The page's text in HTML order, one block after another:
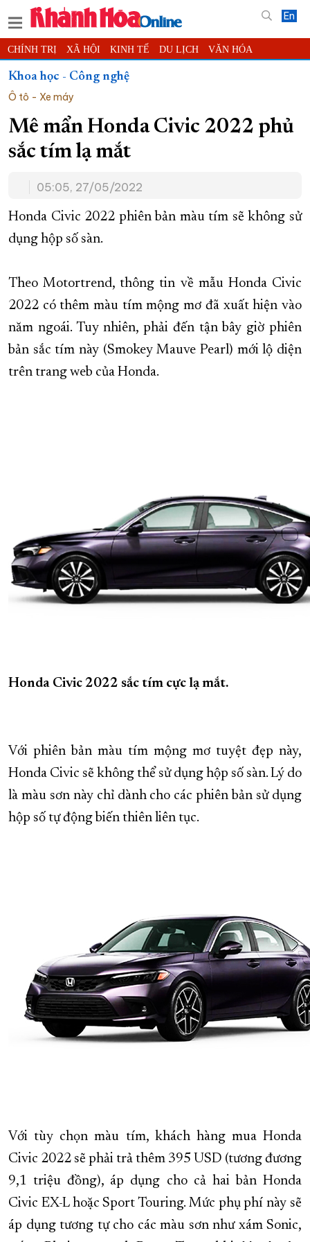
En
CHÍNH TRỊ XÃ HỘI KINH TẾ DU LỊCH VĂN HÓA
THỂ THAO ĐỜI SỐNG TIN ĐỊA PHƯƠNG
KHOA HỌC - CÔNG NGHỆ
THẾ GIỚI MULTIMEDIA VIDEO ĐỌC BÁO ONLINE
PODCAST THÔNG TIN - QUẢNG CÁO
TRƯỜNG SA BIỂN ĐẢO QUÊ HƯƠNG
CHUNG TAY CẢI CÁCH HÀNH CHÍNH
XÂY DỰNG NÔNG THÔN MỚI
KỶ NIỆM 370 NĂM XÂY DỰNG VÀ PHÁT TRIỂN TỈNH KHÁNH HÒA
KHOẢNH KHẮC ĐẸP XỨ TRẦM
XÂY DỰNG KHÁNH HÒA TRỞ THÀNH THÀNH PHỐ TRỰC THUỘC
ĐẠI HỘI ĐẢNG CÁC CẤP TRANG CHỦ VỀ BÁO KHÁNH HÒA
Khoa học - Công nghệ
Ô tô - Xe máy
Mê mẩn Honda Civic 2022 phủ
sắc tím lạ mắt
05:05, 27/05/2022
Honda Civic 2022 phiên bản màu tím sẽ không sử
dụng hộp số sàn.
Theo Motortrend, thông tin về mẫu Honda Civic
2022 có thêm màu tím mộng mơ đã xuất hiện vào
năm ngoái. Tuy nhiên, phải đến tận bây giờ phiên
bản sắc tím này (Smokey Mauve Pearl) mới lộ diện
trên trang web của Honda.
Honda Civic 2022 sắc tím cực lạ mắt.
Với phiên bản màu tím mộng mơ tuyệt đẹp này,
Honda Civic sẽ không thể sử dụng hộp số sàn. Lý do
là màu sơn này chỉ dành cho các phiên bản sử dụng
hộp số tự động biến thiên liên tục.
Với tùy chọn màu tím, khách hàng mua Honda
Civic 2022 sẽ phải trả thêm 395 USD (tương đương
9,1 triệu đồng), áp dụng cho cả hai bản Honda
Civic EX-L hoặc Sport Touring. Mức phụ phí này sẽ
áp dụng tương tự cho các màu sơn như xám Sonic,